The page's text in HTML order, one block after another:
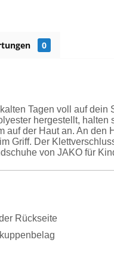
0
Tagen voll auf
hergestellt,
auf der Haut an. An
Griff. Der
von JAKO für
Rückseite